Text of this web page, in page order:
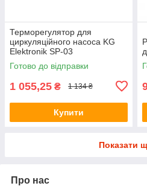
Терморегулятор для
циркуляційного насоса KG
Elektronik SP-03
Готово до відправки
1 055,25 ₴ 1 134 ₴
Купити
Показати
Про нас